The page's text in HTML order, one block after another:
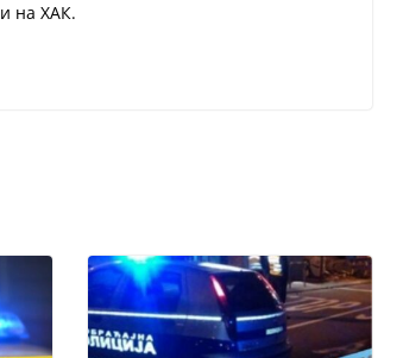
на ХАК.